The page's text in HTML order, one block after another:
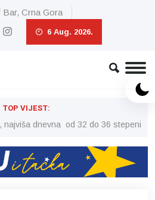
Bar, Crna Gora
6 Aug. 2026.
TOP VIJEST:
najviša dnevna od 32 do 36 stepeni